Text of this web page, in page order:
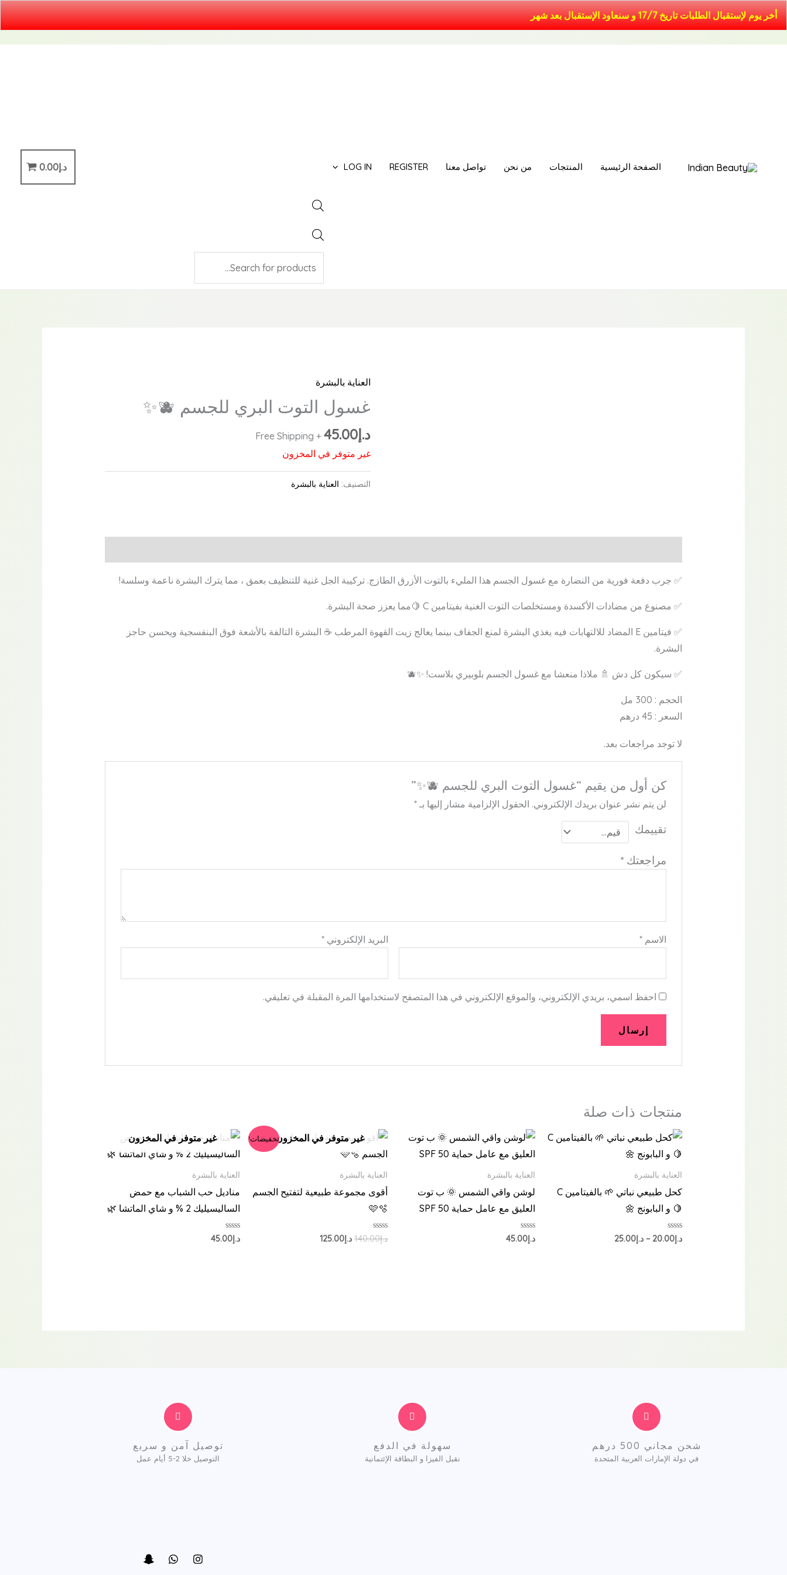
أخر يوم لإستقبال الطلبات تاريخ 17/7 و سنعاود الإستقبال بعد شهر
تخطي
إلى
الصفحة الرئيسية المنتجات من نحن تواصل معنا REGISTER
LOG IN د.إ0.00
العناية بالبشرة
غسول التوت البري للجسم 🫐✨
د.إ45.00
+ Free Shipping
غير متوفر في المخزون
التصنيف: العناية بالبشرة
✅ جرب دفعة فورية من النضارة مع غسول الجسم هذا المليء بالتوت الأزرق الطازج. تركيبة الجل غنية للتنظيف بعمق ، مما يترك البشرة ناعمة وسلسة!
✅ مصنوع من مضادات الأكسدة ومستخلصات التوت الغنية بفيتامين C 🍋مما يعزز صحة البشرة.
✅ فيتامين E المضاد للالتهابات فيه يغذي البشرة لمنع الجفاف بينما يعالج زيت القهوة المرطب ☕ البشرة التالفة بالأشعة فوق البنفسجية ويحسن حاجز
البشرة.
✅ سيكون كل دش 🚿 ملاذا منعشا مع غسول الجسم بلوبيري بلاست! ✨🫐
الحجم : 300 مل
السعر : 45 درهم
لا توجد مراجعات بعد.
كن أول من يقيم “غسول التوت البري للجسم 🫐✨”
لن يتم نشر عنوان بريدك الإلكتروني. الحقول الإلزامية مشار إليها بـ*
تقييمك
مراجعتك*
الاسم* البريد الإلكتروني*
احفظ اسمي، بريدي الإلكتروني، والموقع الإلكتروني في هذا المتصفح لاستخدامها المرة المقبلة في تعليقي.
منتجات ذات صلة
العناية بالبشرة
كحل طبيعي نباتي 🌱 بالفيتامين C
🍋 و البابونج 🌼
تم
التقييم
د.إ20.00
– د.إ25.00
نطاق
السعر:
العناية بالبشرة
لوشن واقي الشمس 🌞 ب توت
العليق مع عامل حماية 50 SPF
تم
التقييم
د.إ45.00
تخفيضات!غير متوفر في المخزون
العناية بالبشرة
أقوى مجموعة طبيعية لتفتيح الجسم
🩷🫧
تم
التقييم
د.إ140.00
السعر
الأصلي
هو:
د.إ125.00
السعر
الحالي
غير متوفر في المخزون
العناية بالبشرة
مناديل حب الشباب مع حمض
الساليسيليك 2 % و شاي الماتشا 🌿
تم
التقييم
د.إ45.00
شحن مجاني 500 درهم
في دولة الإمارات العربية المتحدة
سهولة في الدفع
نقبل الفيزا و البطاقة الإئتمانية
توصيل آمن و سريع
التوصيل خلا 2-5 أيام عمل